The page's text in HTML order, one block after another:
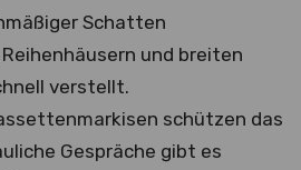
Schatten
und breiten
verstellt.
schützen das
Gespräche gibt es